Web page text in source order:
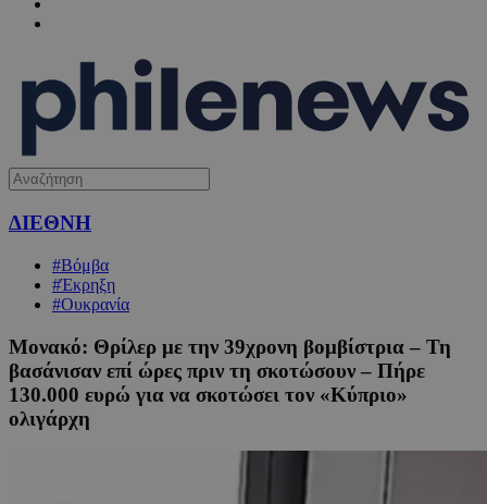
ΔΙΕΘΝΗ
#Βόμβα
#Έκρηξη
#Ουκρανία
Μονακό: Θρίλερ με την 39χρονη βομβίστρια – Τη
βασάνισαν επί ώρες πριν τη σκοτώσουν – Πήρε
130.000 ευρώ για να σκοτώσει τον «Κύπριο»
ολιγάρχη